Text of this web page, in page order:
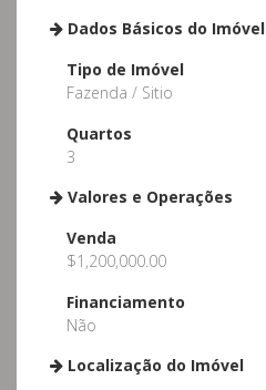
Dados Básicos do Imóvel
Tipo de Imóvel
Fazenda / Sitio
Quartos
3
Valores e Operações
Venda
$1,200,000.00
Financiamento
Não
Localização do Imóvel